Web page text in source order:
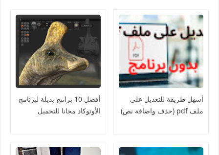
أسهل طريقة للتعديل على
ملف pdf (حذف واضافة نص)
أفضل 10 برامج بديلة لبرنامج
الأوتوكاد مجانا للتحميل